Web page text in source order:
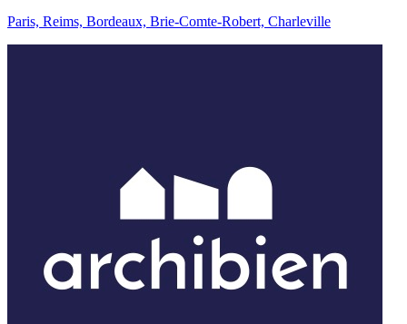
Paris, Reims, Bordeaux, Brie-Comte-Robert, Charleville